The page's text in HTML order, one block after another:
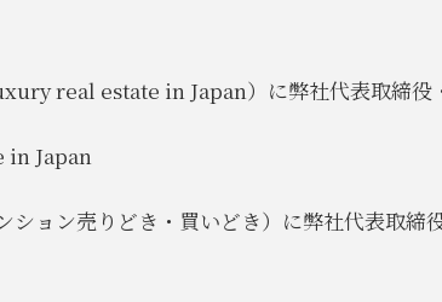
real estate in Japan）に弊社代表取締役
Japan
ョン売りどき・買いどき）に弊社代表取締